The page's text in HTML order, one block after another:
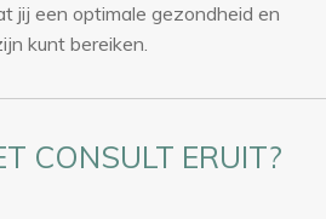
jij een optimale gezondheid en
kunt bereiken.
CONSULT ERUIT?